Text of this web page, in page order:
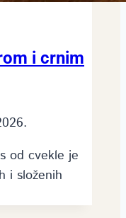
i crnim
od cvekle je
i složenih